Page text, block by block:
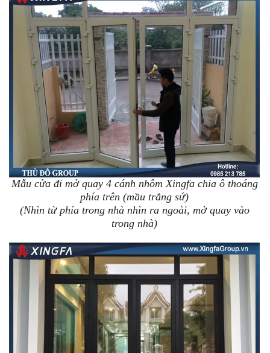
Mẫu cửa đi mở quay 4 cánh nhôm Xingfa chia ô thoáng
phía trên (mầu trắng sứ)
(Nhìn từ phía trong nhà nhìn ra ngoài, mở quay vào
trong nhà)